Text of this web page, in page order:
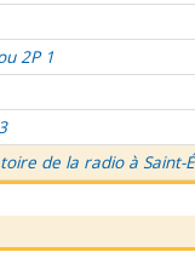
2P 1
de la radio à Saint-